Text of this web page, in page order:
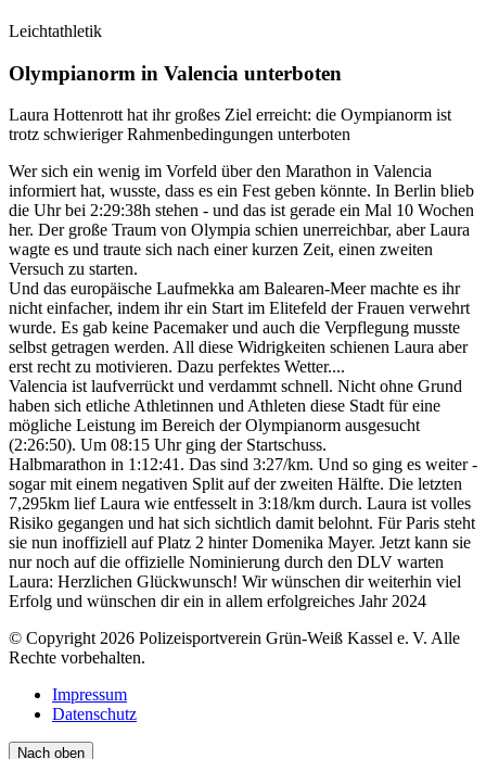
Leichtathletik
Olympianorm in Valencia unterboten
Laura Hottenrott hat ihr großes Ziel erreicht: die Oympianorm ist
trotz schwieriger Rahmenbedingungen unterboten
Wer sich ein wenig im Vorfeld über den Marathon in Valencia
informiert hat, wusste, dass es ein Fest geben könnte. In Berlin blieb
die Uhr bei 2:29:38h stehen - und das ist gerade ein Mal 10 Wochen
her. Der große Traum von Olympia schien unerreichbar, aber Laura
wagte es und traute sich nach einer kurzen Zeit, einen zweiten
Versuch zu starten.
Und das europäische Laufmekka am Balearen-Meer machte es ihr
nicht einfacher, indem ihr ein Start im Elitefeld der Frauen verwehrt
wurde. Es gab keine Pacemaker und auch die Verpflegung musste
selbst getragen werden. All diese Widrigkeiten schienen Laura aber
erst recht zu motivieren. Dazu perfektes Wetter....
Valencia ist laufverrückt und verdammt schnell. Nicht ohne Grund
haben sich etliche Athletinnen und Athleten diese Stadt für eine
mögliche Leistung im Bereich der Olympianorm ausgesucht
(2:26:50). Um 08:15 Uhr ging der Startschuss.
Halbmarathon in 1:12:41. Das sind 3:27/km. Und so ging es weiter -
sogar mit einem negativen Split auf der zweiten Hälfte. Die letzten
7,295km lief Laura wie entfesselt in 3:18/km durch. Laura ist volles
Risiko gegangen und hat sich sichtlich damit belohnt. Für Paris steht
sie nun inoffiziell auf Platz 2 hinter Domenika Mayer. Jetzt kann sie
nur noch auf die offizielle Nominierung durch den DLV warten
Laura: Herzlichen Glückwunsch! Wir wünschen dir weiterhin viel
Erfolg und wünschen dir ein in allem erfolgreiches Jahr 2024
© Copyright 2026 Polizeisportverein Grün-Weiß Kassel e. V. Alle
Rechte vorbehalten.
Impressum
Datenschutz
Nach oben